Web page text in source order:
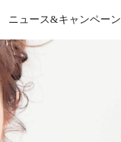
ニュース&キャンペーン